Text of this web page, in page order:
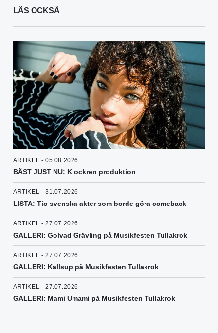
LÄS OCKSÅ
ARTIKEL - 05.08.2026
BÄST JUST NU: Klockren produktion
ARTIKEL - 31.07.2026
LISTA: Tio svenska akter som borde göra comeback
ARTIKEL - 27.07.2026
GALLERI: Golvad Grävling på Musikfesten Tullakrok
ARTIKEL - 27.07.2026
GALLERI: Kallsup på Musikfesten Tullakrok
ARTIKEL - 27.07.2026
GALLERI: Mami Umami på Musikfesten Tullakrok